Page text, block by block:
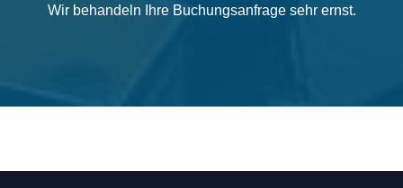
Wir behandeln Ihre Buchungsanfrage sehr ernst.